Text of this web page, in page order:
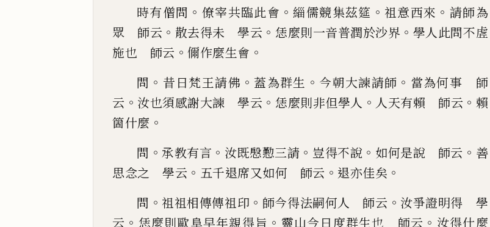
時有僧問 。 僚宰共臨此會 。 緇儒競集茲筵 。 祖意西來 。 請師為
眾 師云 。 散去得未 學云 。 恁麼則一音普潤於沙界 。 學人此問不虗
施也 師云 。 儞作麼生會 。
問 。 昔日梵王請佛 。 蓋為群生 。 今朝大諫請師 。 當為何事 師
云 。 汝也須感謝大諫 學云 。 恁麼則非但學人 。 人天有賴 師云 。 賴
箇什麼 。
問 。承教有言 。 汝既慇懃三請 。 豈得不說 。 如何是說 師云 。 善
思念之 學云 。 五千退席又如何 師云 。 退亦佳矣 。
問 。 祖祖相傳傳祖印 。 師今得法嗣何人 師云 。 汝爭證明得 學
云 。 恁麼則歐阜早年親得旨 。 靈山今日度群生也 師云 。 汝得什麼